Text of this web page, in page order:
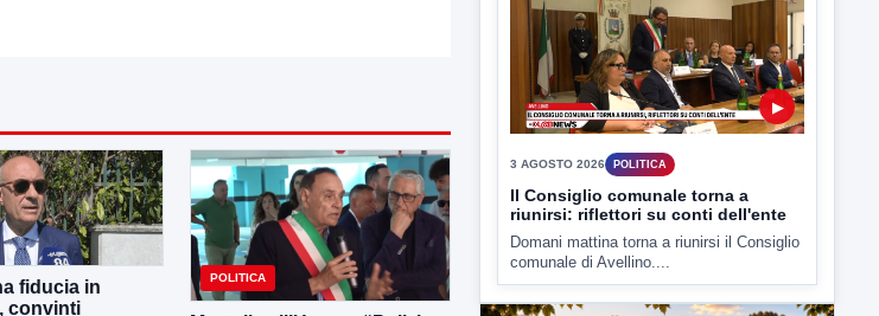
fiducia in
convinti
POLITICA
▶
3 AGOSTO 2026 POLITICA
Il Consiglio comunale torna a
riunirsi: riflettori su conti dell'ente
Domani mattina torna a riunirsi il Consiglio
comunale di Avellino....